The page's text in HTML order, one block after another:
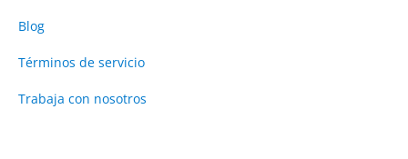
Blog
Términos de servicio
Trabaja con nosotros